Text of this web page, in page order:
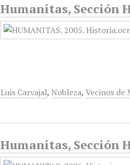
Humanitas, Sección
Luis Carvajal, Nobleza,Vecinos de
Humanitas, Sección